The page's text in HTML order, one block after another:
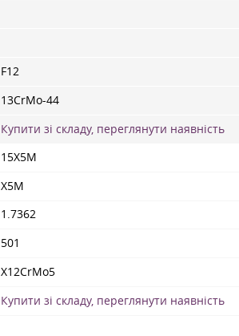
F12
13CrMo-44
Купити зі складу, переглянути наявність
15Х5М
Х5М
1.7362
501
X12CrMo5
Купити зі складу, переглянути наявність